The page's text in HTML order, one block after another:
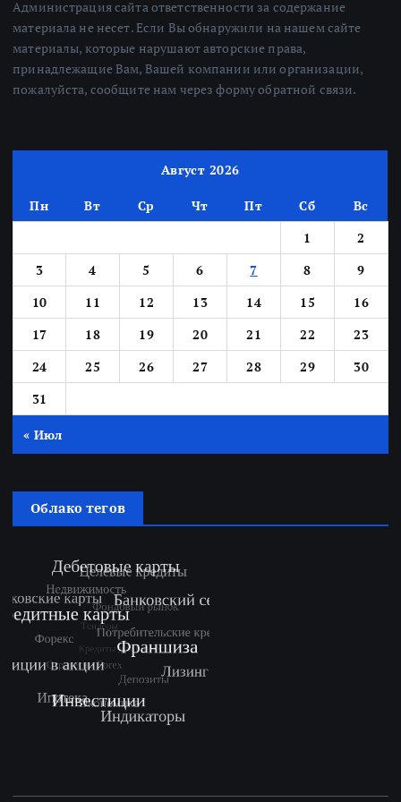
Администрация сайта ответственности за содержание
материала не несет. Если Вы обнаружили на нашем сайте
материалы, которые нарушают авторские права,
принадлежащие Вам, Вашей компании или организации,
пожалуйста, сообщите нам через форму обратной связи.
Август 2026
Пн Вт Ср Чт Пт Сб
Вс
1
2
3
4 5 6 7 8
9
10
11 12 13 14 15
16
17
18 19 20 21 22
23
24
25 26 27 28 29
30
31
« Июл
Облако тегов